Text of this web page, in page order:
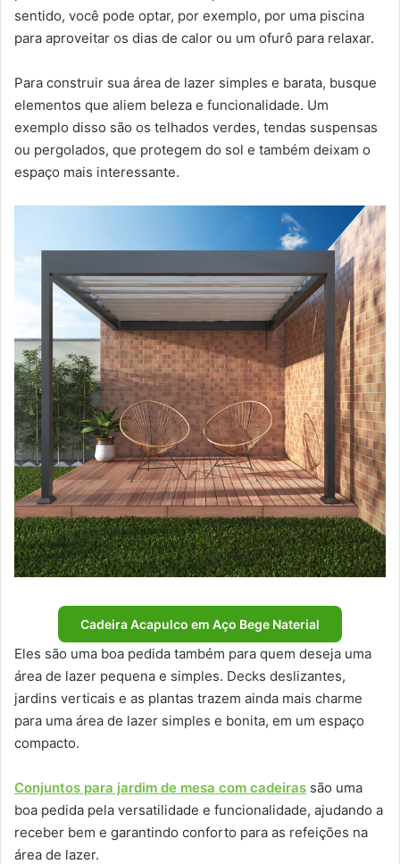
sentido, você pode optar, por exemplo, por uma piscina
para aproveitar os dias de calor ou um ofurô para relaxar.
Para construir sua área de lazer simples e barata, busque
elementos que aliem beleza e funcionalidade. Um
exemplo disso são os telhados verdes, tendas suspensas
ou pergolados, que protegem do sol e também deixam o
espaço mais interessante.
Cadeira Acapulco em Aço Bege Naterial
Eles são uma boa pedida também para quem deseja uma
área de lazer pequena e simples. Decks deslizantes,
jardins verticais e as plantas trazem ainda mais charme
para uma área de lazer simples e bonita, em um espaço
compacto.
Conjuntos para jardim de mesa com cadeiras são uma
boa pedida pela versatilidade e funcionalidade, ajudando a
receber bem e garantindo conforto para as refeições na
área de lazer.